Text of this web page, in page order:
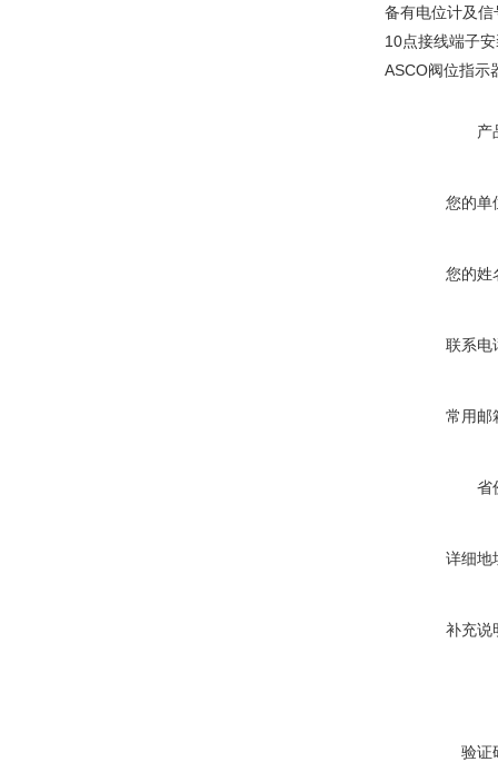
备有电位计及信
10点接线端子
ASCO阀位指示
产
您的单
您的姓
联系电
常用邮
省
详细地
补充说
验证